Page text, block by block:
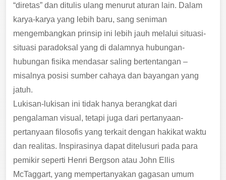
“diretas” dan ditulis ulang menurut aturan lain. Dalam
karya-karya yang lebih baru, sang seniman
mengembangkan prinsip ini lebih jauh melalui situasi-
situasi paradoksal yang di dalamnya hubungan-
hubungan fisika mendasar saling bertentangan –
misalnya posisi sumber cahaya dan bayangan yang
jatuh.
Lukisan-lukisan ini tidak hanya berangkat dari
pengalaman visual, tetapi juga dari pertanyaan-
pertanyaan filosofis yang terkait dengan hakikat waktu
dan realitas. Inspirasinya dapat ditelusuri pada para
pemikir seperti Henri Bergson atau John Ellis
McTaggart, yang mempertanyakan gagasan umum